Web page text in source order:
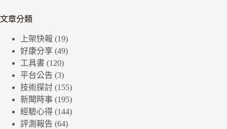
文章分類
上架快報 (19)
好康分享 (49)
工具書 (120)
平台公告 (3)
技術探討 (155)
新聞時事 (195)
經驗心得 (144)
評測報告 (64)